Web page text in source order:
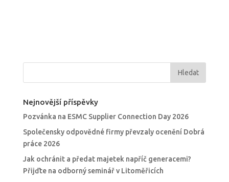
Nejnovější příspěvky
Pozvánka na ESMC Supplier Connection Day 2026
Společensky odpovědné firmy převzaly ocenění Dobrá
práce 2026
Jak ochránit a předat majetek napříč generacemi?
Přijďte na odborný seminář v Litoměřicích